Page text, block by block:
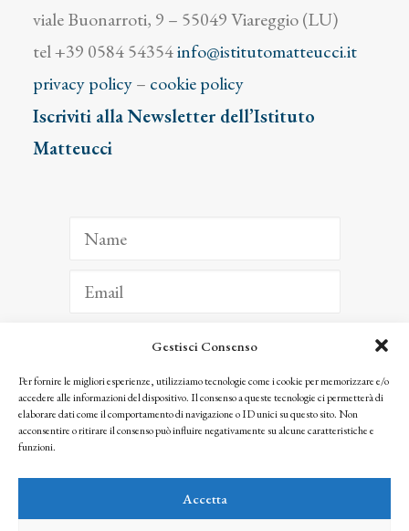
Gestisci Consenso
Per fornire le migliori esperienze, utilizziamo tecnologie come i cookie per memorizzare e/o
accedere alle informazioni del dispositivo. Il consenso a queste tecnologie ci permetterà di
elaborare dati come il comportamento di navigazione o ID unici su questo sito. Non
acconsentire o ritirare il consenso può influire negativamente su alcune caratteristiche e
funzioni.
Accetta
viale Buonarroti, 9 – 55049 Viareggio (LU)
tel +39 0584 54354info@istitutomatteucci.it
privacy policy– cookie policy
Iscriviti alla Newsletter dell’Istituto
Matteucci
ISCRIVITI
Facendo clic per iscriverti, riconosci che le tue informazioni saranno trattate
seguendo la nostra Privacy Policy
© 2025 Istituto Matteucci. All right reserved
l’autorizzazione scritta dei proprietari dei diritti e dell’Istituto Matteucci